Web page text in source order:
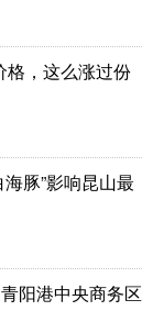
格，这么涨过份
豚”影响昆山最
阳港中央商务区